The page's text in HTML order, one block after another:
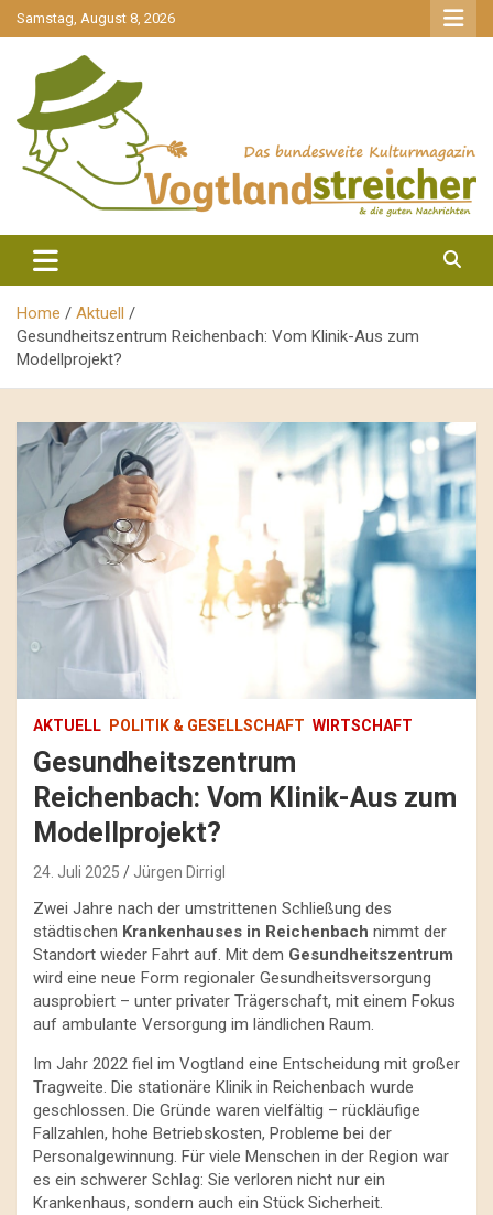
gehe
zum
Samstag, August 8, 2026
Vogtlandstreicher
Home
Aktuell
Gesundheitszentrum Reichenbach: Vom Klinik-Aus zum
Modellprojekt?
AKTUELL POLITIK & GESELLSCHAFT WIRTSCHAFT
Gesundheitszentrum
Reichenbach: Vom Klinik-Aus zum
Modellprojekt?
24. Juli 2025 Jürgen Dirrigl
Zwei Jahre nach der umstrittenen Schließung des
städtischen Krankenhauses in Reichenbach nimmt der
Standort wieder Fahrt auf. Mit dem Gesundheitszentrum
wird eine neue Form regionaler Gesundheitsversorgung
ausprobiert – unter privater Trägerschaft, mit einem Fokus
auf ambulante Versorgung im ländlichen Raum.
Im Jahr 2022 fiel im Vogtland eine Entscheidung mit großer
Tragweite. Die stationäre Klinik in Reichenbach wurde
geschlossen. Die Gründe waren vielfältig – rückläufige
Fallzahlen, hohe Betriebskosten, Probleme bei der
Personalgewinnung. Für viele Menschen in der Region war
es ein schwerer Schlag: Sie verloren nicht nur ein
Krankenhaus, sondern auch ein Stück Sicherheit.